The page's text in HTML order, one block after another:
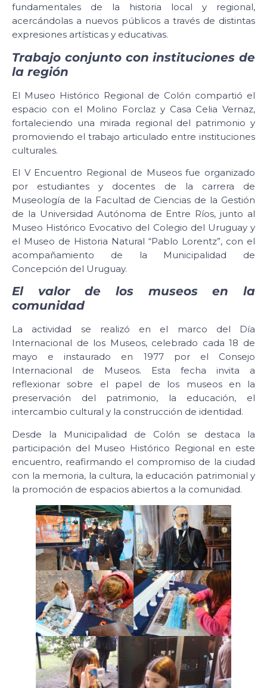
fundamentales de la historia local y regional,
acercándolas a nuevos públicos a través de distintas
expresiones artísticas y educativas.
Trabajo conjunto con instituciones de
la región
El Museo Histórico Regional de Colón compartió el
espacio con el Molino Forclaz y Casa Celia Vernaz,
fortaleciendo una mirada regional del patrimonio y
promoviendo el trabajo articulado entre instituciones
culturales.
El V Encuentro Regional de Museos fue organizado
por estudiantes y docentes de la carrera de
Museología de la Facultad de Ciencias de la Gestión
de la Universidad Autónoma de Entre Ríos, junto al
Museo Histórico Evocativo del Colegio del Uruguay y
el Museo de Historia Natural “Pablo Lorentz”, con el
acompañamiento de la Municipalidad de
Concepción del Uruguay.
El valor de los museos en la
comunidad
La actividad se realizó en el marco del Día
Internacional de los Museos, celebrado cada 18 de
mayo e instaurado en 1977 por el Consejo
Internacional de Museos. Esta fecha invita a
reflexionar sobre el papel de los museos en la
preservación del patrimonio, la educación, el
intercambio cultural y la construcción de identidad.
Desde la Municipalidad de Colón se destaca la
participación del Museo Histórico Regional en este
encuentro, reafirmando el compromiso de la ciudad
con la memoria, la cultura, la educación patrimonial y
la promoción de espacios abiertos a la comunidad.